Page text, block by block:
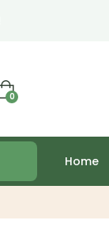
0
Home